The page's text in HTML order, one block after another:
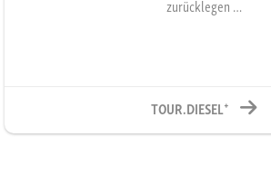
zurücklegen …
TOUR.DIESEL+